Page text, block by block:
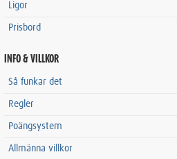
Ligor
Prisbord
INFO & VILLKOR
Så funkar det
Regler
Poängsystem
Allmänna villkor